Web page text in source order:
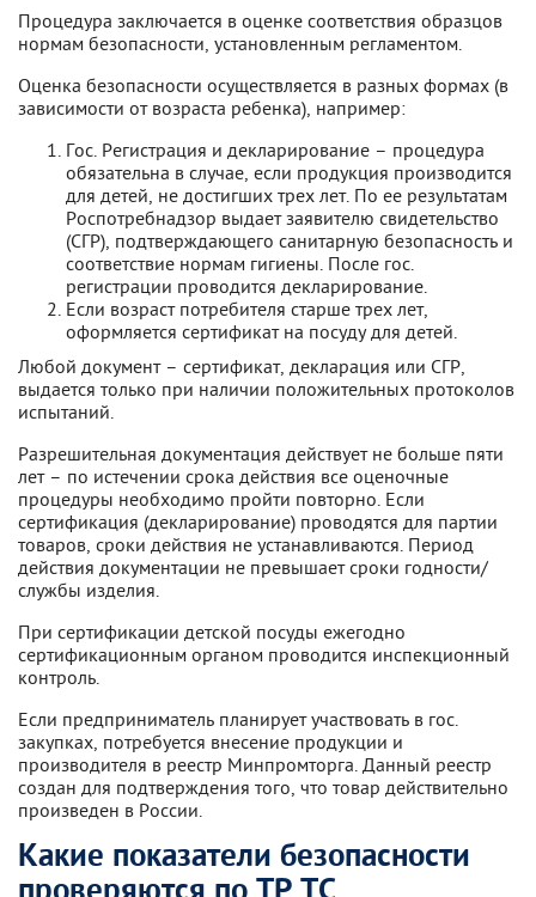
Процедура заключается в оценке соответствия образцов
нормам безопасности, установленным регламентом.
Оценка безопасности осуществляется в разных формах (в
зависимости от возраста ребенка), например:
Гос. Регистрация и декларирование – процедура
обязательна в случае, если продукция производится
для детей, не достигших трех лет. По ее результатам
Роспотребнадзор выдает заявителю свидетельство
(СГР), подтверждающего санитарную безопасность и
соответствие нормам гигиены. После гос.
регистрации проводится декларирование.
Если возраст потребителя старше трех лет,
оформляется сертификат на посуду для детей.
Любой документ – сертификат, декларация или СГР,
выдается только при наличии положительных протоколов
испытаний.
Разрешительная документация действует не больше пяти
лет – по истечении срока действия все оценочные
процедуры необходимо пройти повторно. Если
сертификация (декларирование) проводятся для партии
товаров, сроки действия не устанавливаются. Период
действия документации не превышает сроки годности/
службы изделия.
При сертификации детской посуды ежегодно
сертификационным органом проводится инспекционный
контроль.
Если предприниматель планирует участвовать в гос.
закупках, потребуется внесение продукции и
производителя в реестр Минпромторга. Данный реестр
создан для подтверждения того, что товар действительно
произведен в России.
Какие показатели безопасности